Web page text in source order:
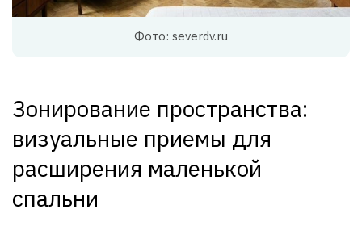
Фото: severdv.ru
Зонирование пространства:
визуальные приемы для
расширения маленькой
спальни